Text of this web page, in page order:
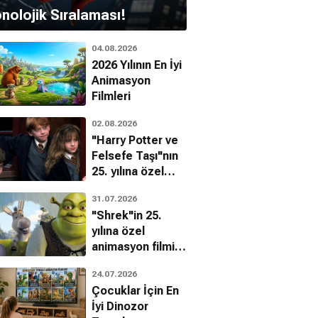
Sıralaması!
04.08.2026
2026 Yılının En İyi
Animasyon
Filmleri
02.08.2026
"Harry Potter ve
Felsefe Taşı"nın
25. yılına özel
bilinmeyenleri!
31.07.2026
"Shrek"in 25.
yılına özel
animasyon filmin
24.07.2026
Çocuklar İçin En
İyi Dinozor